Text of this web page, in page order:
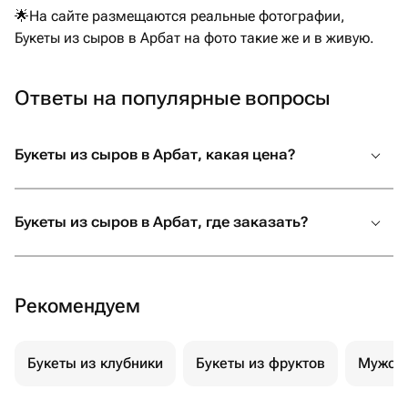
мне полное спокойствие и уверенность
В итоге всё было даже лучше, чем я
торт, роскошные шарики, красивая
упаковка, а самое трогательное - мою
переписали от руки. Папа был счастлив,
отзывчивость, профессионализм и
своим близким не просто подарок, а
что всё будет выполнено с любовью и
безупречно, смело обращайтесь
🌟На сайте размещаются реальные фотографии,
Букеты из сыров в Арбат на фото такие же и в живую.
Ответы на популярные вопросы
Букеты из сыров в Арбат, какая цена?
Букеты из сыров в Арбат, где заказать?
Рекомендуем
Букеты из клубники Букеты из фруктов